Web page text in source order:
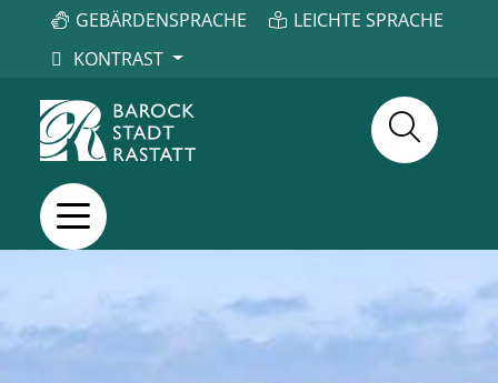
GEBÄRDENSPRACHE
LEICHTE SPRACHE
KONTRAST